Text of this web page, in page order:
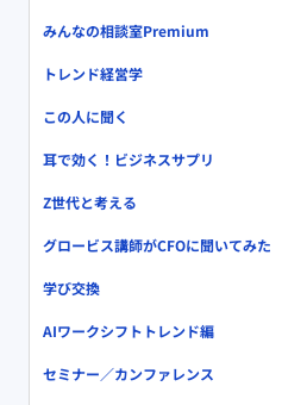
みんなの相談室Premium
トレンド経営学
この人に聞く
耳で効く！ビジネスサプリ
Z世代と考える
グロービス講師がCFOに聞いてみた
学び交換
AIワークシフトトレンド編
セミナー／カンファレンス